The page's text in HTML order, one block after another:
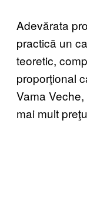
Adevărata
practică un
teoretic,
proporţional
Vama
mai mult